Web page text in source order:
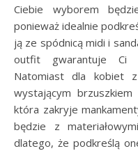
Ciebie wyborem
ponieważ idealnie
ją ze spódnicą midi i
outfit gwarantuje Ci
Natomiast dla kobiet
wystającym
która zakryje
będzie z
dlatego, że podkreślą